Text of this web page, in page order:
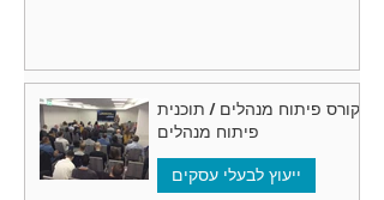
קורס פיתוח מנהלים / תוכנית
פיתוח מנהלים
ייעוץ לבעלי עסקים